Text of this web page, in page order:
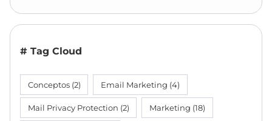
# Tag Cloud
Conceptos(2) Email Marketing (4)
Mail Privacy Protection (2) Marketing (18)